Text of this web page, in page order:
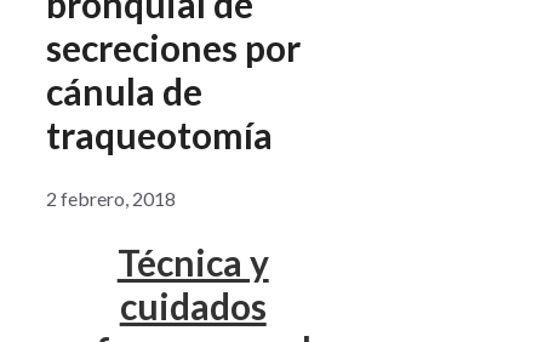
secreciones por
cánula de
traqueotomía
2 febrero, 2018
Técnica y
cuidados